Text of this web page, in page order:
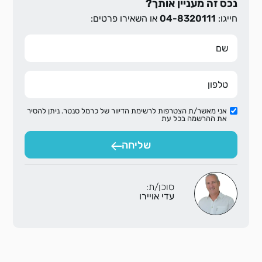
נכס זה מעניין אותך?
חייגו: 04-8320111או השאירו פרטים:
אני מאשר/ת הצטרפות לרשימת הדיוור של כרמל סנטר. ניתן להסיר
את ההרשמה בכל עת
שליחה
סוכן/ת:
עדי אויירו